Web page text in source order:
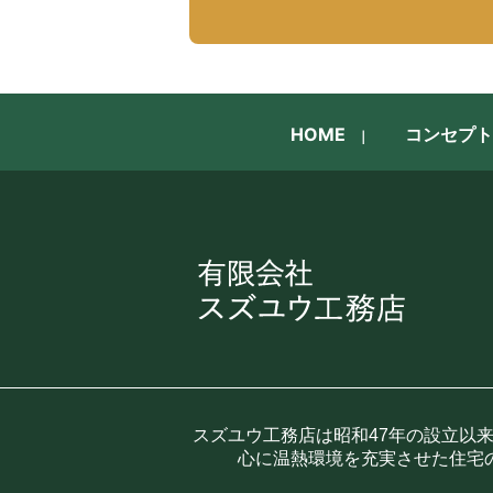
HOME コンセプト
スズユウ工務店は昭和47年の設立以
心に温熱環境を充実させた住宅